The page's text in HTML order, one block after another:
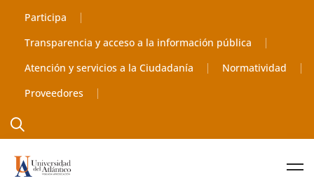
Participa
Transparencia y acceso a la información pública
Atención y servicios a la Ciudadanía
Normatividad
Proveedores